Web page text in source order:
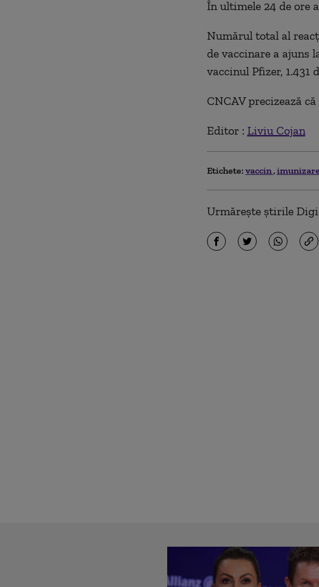
În ultimele 24 de ore
Numărul total al
de vaccinare a ajuns
vaccinul Pfizer, 1.431
CNCAV precizează
Editor : Liviu Cojan
Etichete: vaccin imunizare
Urmărește știrile